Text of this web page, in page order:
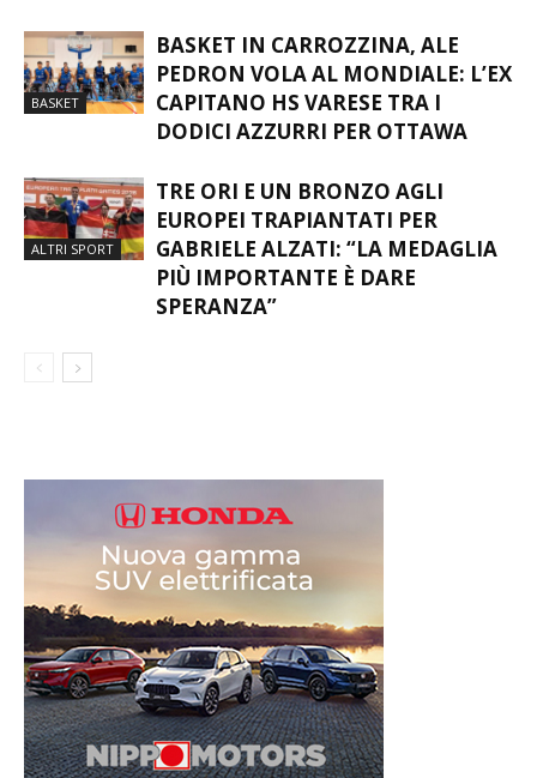
BASKET
BASKET IN CARROZZINA, ALE
PEDRON VOLA AL MONDIALE: L’EX
CAPITANO HS VARESE TRA I
DODICI AZZURRI PER OTTAWA
ALTRI SPORT
TRE ORI E UN BRONZO AGLI
EUROPEI TRAPIANTATI PER
GABRIELE ALZATI: “LA MEDAGLIA
PIÙ IMPORTANTE È DARE
SPERANZA”